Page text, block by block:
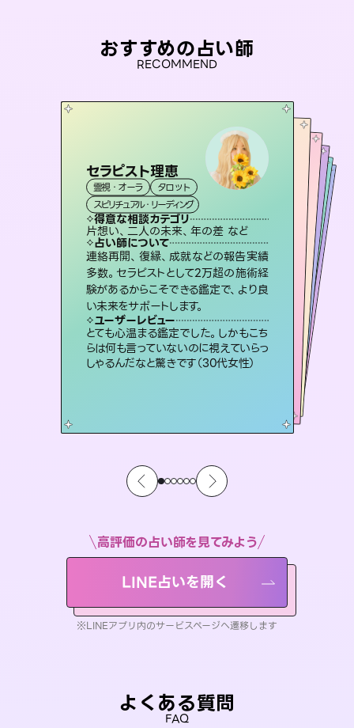
おすすめの占い師
RECOMMEND
セラピスト理恵
霊視・オーラ
タロット
スピリチュアル・リーディング
得意な相談カテゴリ
片想い、二人の未来、年の差 など
占い師について
連絡再開、復縁、成就などの報告実績
多数。セラピストとして2万超の施術経
験があるからこそできる鑑定で、より良
い未来をサポートします。
ユーザーレビュー
とても心温まる鑑定でした。しかもこち
らは何も言っていないのに視えていらっ
しゃるんだなと驚きです（30代女性）
おう 霊感オラクル
霊視・オーラ
オラクルカード
得意な相談カテゴリ
恋愛総合、あの人の気持ち など
占い師について
霊視×オラクルカードを使って「今」と
「未来」そして「気になるあの人の気持
ち」まで丁寧に読み解き、恋や人生のヒ
ントを優しく引き出します。
ユーザーレビュー
不安な気持ちが嘘みたいに晴れまし
た…！よく視えていらっしゃるんだなと
感じました（40代 女性）
桃源珠羽（とうげんみう）
霊視・オーラ
スピリチュアル・リーディング
得意な相談カテゴリ
片想い、あの人の気持ち、復縁 など
占い師について
恋愛のお悩みの中でも特に「曖昧な関
係」の相談を得意としており、友達以上
恋人未満なお相手との今後や本音を丁
寧に読み解き恋愛成就へと導きます。
ユーザーレビュー
鑑定していただいてアドバイス通りに行
動すると仲が復活してきました。ありが
とうございました（40代 女性）
アイリス -iris-
西洋占星術
ルーン
得意な相談カテゴリ
恋愛総合、片想い、二人の未来 など
占い師について
復縁、恋愛、不倫の行方、同性愛や片思い、仕事関係や借金問題まで知りたいことや心の負担になっていることを紐解き、背中をそっと押して導きます。
ユーザーレビュー
安心感のあり、言い切ってくれる所や濁
さない鑑定のおかげで、毎回自分の気
持ちを整えられます（30代 男性）
彗望（すいぼう
霊視・オーラ
スピリチュアル・リーディング
得意な相談カテゴリ
片想い、あの人の気持ち、復縁 など
占い師について
3,700年以上の歴史を持つ東洋最古の
占術「易占」で詳細まで占い、幸せへ向
かう道筋を示します。厳しい結果にも具
体的な対策をお伝えします。
ユーザーレビュー
複雑な背景もしっかり聞いて鑑定して
いただけました。気持ちが楽になりまし
た（50代 女性）
未来視師＊花
霊視・オーラ 心理学
スピリチュアル・リーディング
得意な相談カテゴリ
出逢い、片想い、復縁 など
占い師について
未来には何パターンもの選択肢があり
ます。不安で視えにくくなっているあな
たの素敵な未来を見つけ、その未来を
選択できるようアドバイスします。
ユーザーレビュー
職場の人の性質や人間関係、本心など
本当によく視えていてびっくり。対策が
打てて前向きになれます（40代）
高評価の占い師を見てみよう
LINE占いを開く
※LINEアプリ内のサービスページへ遷移します
よくある質問
FAQ